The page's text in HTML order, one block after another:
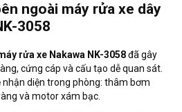
ngoài máy rửa xe dây
3058
rửa xe Nakawa NK-3058đã gây
cứng cáp và cấu tạo dễ quan sát.
nhận diện trong phòng: thâm bơm
và motor xám bạc.